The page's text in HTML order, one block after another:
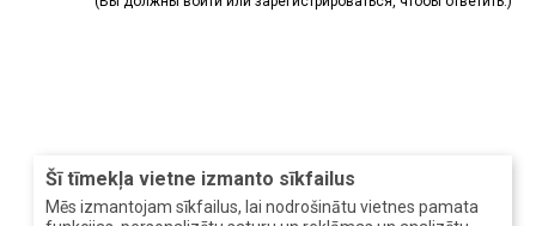
Šī tīmekļa vietne izmanto sīkfailus
Mēs izmantojam sīkfailus, lai nodrošinātu vietnes pamata